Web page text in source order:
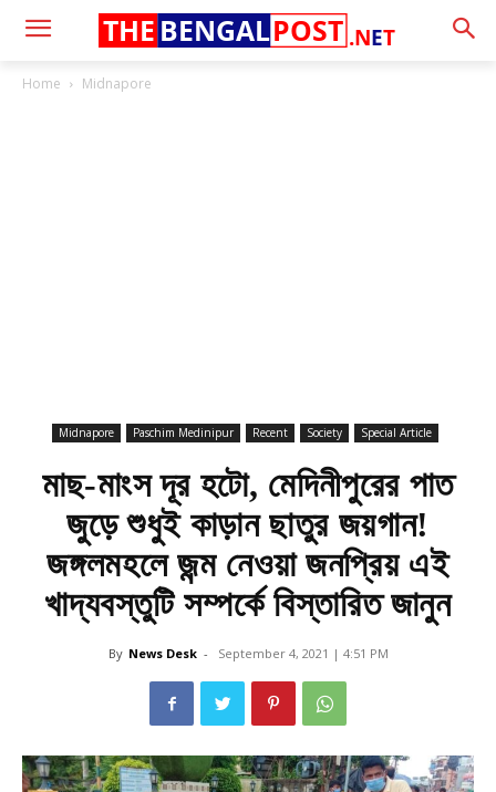
.NET
THE BENGALPOST
Home Midnapore
Midnapore Paschim Medinipur Recent Society Special Article
মাছ-মাংস দূর হটো, মেদিনীপুরের পাত
জুড়ে শুধুই কাড়ান ছাতুর জয়গান!
জঙ্গলমহলে জন্ম নেওয়া জনপ্রিয় এই
খাদ্যবস্তুটি সম্পর্কে বিস্তারিত জানুন
By News Desk - September 4, 2021 | 4:51 PM